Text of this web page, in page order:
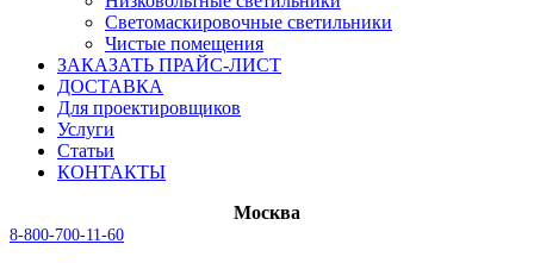
Светомаскировочные светильники
Чистые помещения
ЗАКАЗАТЬ ПРАЙС-ЛИСТ
ДОСТАВКА
Для проектировщиков
Услуги
Статьи
КОНТАКТЫ
Москва
8-800-700-11-60